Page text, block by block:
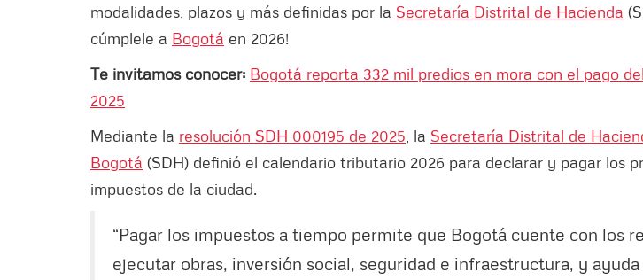
modalidades, plazos y más definidas por la Secretaría Distrital de Hacienda
cúmplele a Bogotá en 2026!
Te invitamos conocer: Bogotá reporta 332 mil predios en mora con el pago
2025
Mediante la resolución SDH 000195 de 2025 , la Secretaría Distrital de
Bogotá (SDH) definió el calendario tributario 2026 para declarar y pagar los
impuestos de la ciudad.
“Pagar los impuestos a tiempo permite que Bogotá cuente con los
ejecutar obras, inversión social, seguridad e infraestructura, y ayuda